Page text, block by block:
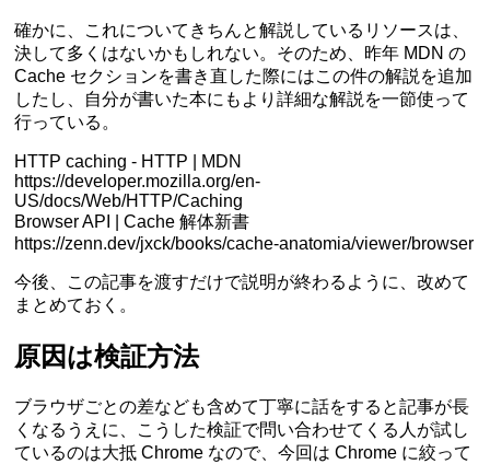
確かに、これについてきちんと解説しているリソースは、
決して多くはないかもしれない。そのため、昨年 MDN の
Cache セクションを書き直した際にはこの件の解説を追加
したし、自分が書いた本にもより詳細な解説を一節使って
行っている。
HTTP caching - HTTP | MDN
https://developer.mozilla.org/en-
US/docs/Web/HTTP/Caching
Browser API | Cache 解体新書
https://zenn.dev/jxck/books/cache-anatomia/viewer/browser
今後、この記事を渡すだけで説明が終わるように、改めて
まとめておく。
原因は検証方法
ブラウザごとの差なども含めて丁寧に話をすると記事が長
くなるうえに、こうした検証で問い合わせてくる人が試し
ているのは大抵 Chrome なので、今回は Chrome に絞って